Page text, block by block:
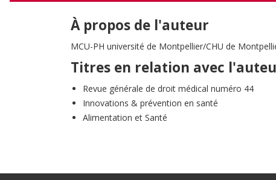
À propos de l'auteur
MCU-PH université de Montpellier/CHU de
Titres en relation avec
Revue générale de droit médical numéro 44
Innovations & prévention en santé
Alimentation et Santé